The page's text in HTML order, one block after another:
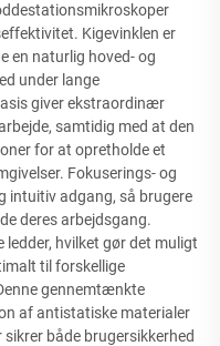
Kigevinklen er
en naturlig hoved- og
under lange
giver ekstraordinær
samtidig med at den
for at opretholde et
Fokuserings- og
intuitiv adgang, så brugere
deres arbejdsgang.
hvilket gør det muligt
til forskellige
gennemtænkte
af antistatiske materialer
både brugersikkerhed